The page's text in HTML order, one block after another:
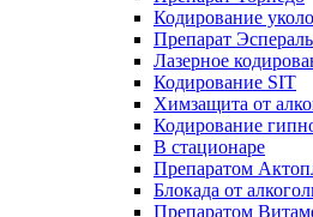
Кодирование
Препарат Эспераль
Лазерное
Кодирование SIT
Химзащита от
Кодирование
В стационаре
Препаратом
Блокада от
Препаратом